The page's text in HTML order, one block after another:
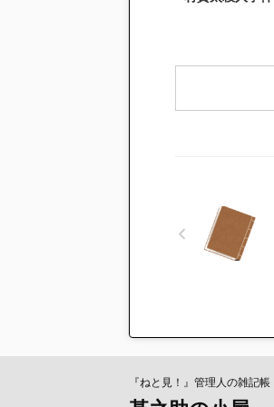
『ねと見！』管理人の雑記帳